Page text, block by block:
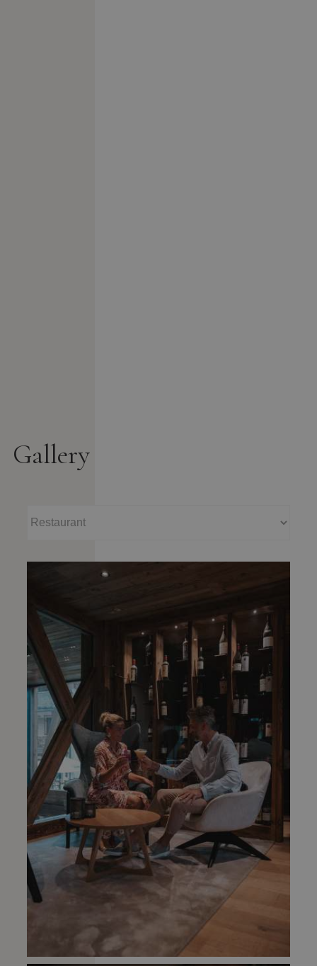
Gallery